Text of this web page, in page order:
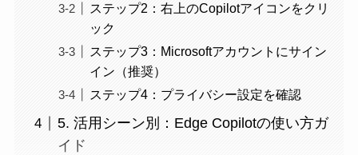
ステップ2：右上のCopilotアイコンをクリ
ック
ステップ3：Microsoftアカウントにサイン
イン（推奨）
ステップ4：プライバシー設定を確認
5. 活用シーン別：Edge Copilotの使い方ガ
イド